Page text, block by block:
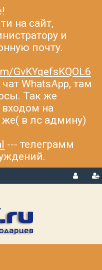
на сайт,
и
почту.
GvKYqefsKQOL6
WhatsApp, там
Так же
на
же( в лс админу)
--- телеграмм
В
Р